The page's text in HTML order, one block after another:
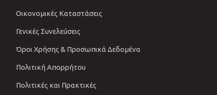
Οικονομικές Καταστάσεις
Γενικές Συνελεύσεις
Όροι Χρήσης & Προσωπικά Δεδομένα
Πολιτική Απορρήτου
Πολιτικές και Πρακτικές